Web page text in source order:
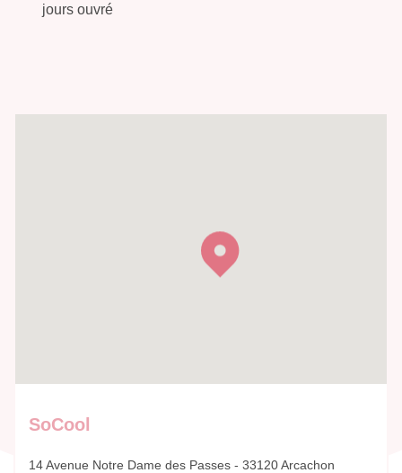
jours ouvré
SoCool
14 Avenue Notre Dame des Passes - 33120 Arcachon